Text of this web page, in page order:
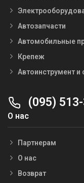
Автозапчасти
Автомобильные
Крепеж
Автоинструмент и
(095)
О нас
Партнерам
О нас
Возврат